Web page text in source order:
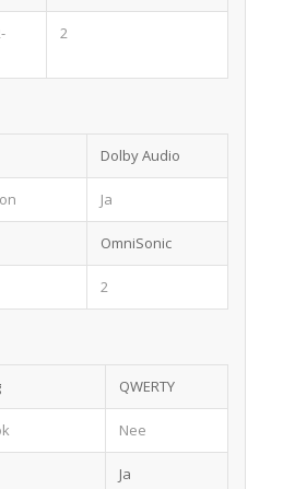
2
Dolby Audio
Ja
OmniSonic
2
QWERTY
Nee
Ja